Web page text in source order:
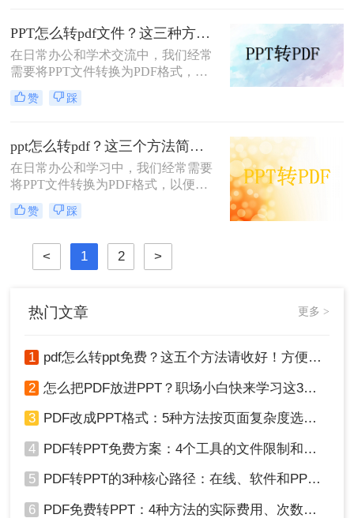
看和分享，或者为了保持演示内容的
格式和布局不变。那么，如何把PPT
转换成PDF版本呢？本文将为您介绍
几种常见的方法。
PPT怎么转pdf文件？这三种方法小白也能轻松学会！
在日常办公和学术交流中，我们经常
需要将PPT文件转换为PDF格式，以
便于分享、打印和保存。PDF格式因
其跨平台兼容性和良好的版面保持能
那么PPT怎么转pdf文件呢？本文将介
绍PPT转PDF文件的几种常用方法，
帮助您轻松实现格式转换。
赞 踩
ppt怎么转pdf？这三个方法简单易操作！
在日常办公和学习中，我们经常需要
将PPT文件转换为PDF格式，以便在
各种设备和平台上进行分享、打印或
存档。那么PPT怎么转PDF呢？本文
法，帮助您轻松完成转换工作。
赞 踩
< 1 2 >
热门文章 更多 >
1 pdf怎么转ppt免费？这五个方法请收好！方便又好用！
2 怎么把PDF放进PPT？职场小白快来学习这3种方法！
3 PDF改成PPT格式：5种方法按页面复杂度选择！
4 PDF转PPT免费方案：4个工具的文件限制和输出质量对比！
5 PDF转PPT的3种核心路径：在线、软件和PPT自带的适用范围！
6 PDF免费转PPT：4种方法的实际费用、次数限制和效果！